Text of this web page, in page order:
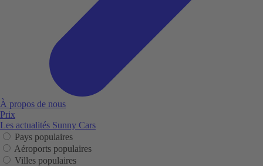
À propos de nous
Prix
Les actualités Sunny Cars
Pays populaires
Aéroports populaires
Villes populaires